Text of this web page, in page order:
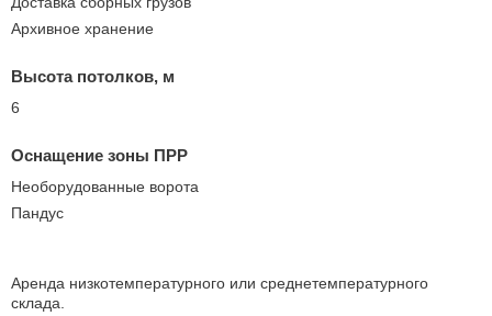
Архивное хранение
Высота потолков, м
6
Оснащение зоны ПРР
Необорудованные ворота
Пандус
Аренда низкотемпературного или среднетемпературного
склада.